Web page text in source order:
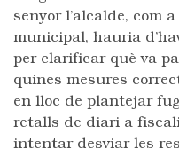
senyor l’alcalde, com
municipal, hauria
per clarificar què va
quines mesures
en lloc de plantejar
retalls de diari a
intentar desviar les